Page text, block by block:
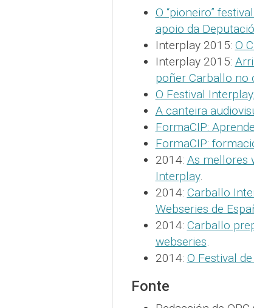
O “pioneiro”
apoio da
Interplay 2015: O
Interplay 2015:
poñer Carballo no
O Festival
A canteira
FormaCIP:
FormaCIP:
2014: As mellores
Interplay.
2014: Carballo
Webseries de
2014: Carballo
webseries.
2014: O Festival
Fonte